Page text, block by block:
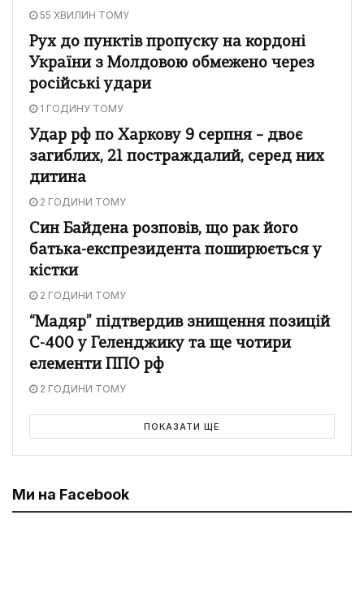
55 ХВИЛИН ТОМУ
Рух до пунктів пропуску на кордоні
України з Молдовою обмежено через
російські удари
1 ГОДИНУ ТОМУ
Удар рф по Харкову 9 серпня – двоє
загиблих, 21 постраждалий, серед них
дитина
2 ГОДИНИ ТОМУ
Син Байдена розповів, що рак його
батька-експрезидента поширюється у
кістки
2 ГОДИНИ ТОМУ
“Мадяр” підтвердив знищення позицій
С-400 у Геленджику та ще чотири
елементи ППО рф
2 ГОДИНИ ТОМУ
ПОКАЗАТИ ЩЕ
Ми на Facebook